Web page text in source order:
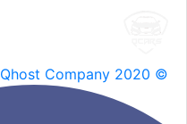
Qhost Company 2020 ©